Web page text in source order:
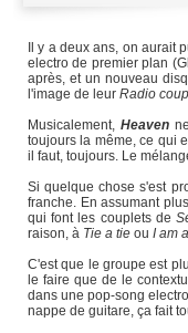
Il y a deux ans, on
electro de premier plan
après, et un nouveau
l'image de leur Radio coup
Musicalement,Heaven
toujours la même, ce qui
il faut, toujours. Le
Si quelque chose s'est
franche. En assumant
qui font les couplets de
raison, à Tie a tie ou I am
C'est que le groupe est
le faire que de le
dans une pop-song
nappe de guitare, ça fait